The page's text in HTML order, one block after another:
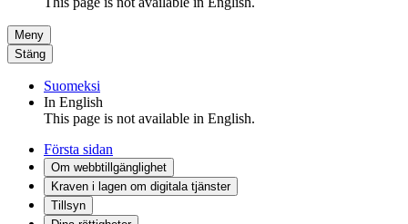
Meny
Stäng
Suomeksi
In English
This page is not available in English.
Första sidan
Om webbtillgänglighet
Kraven i lagen om digitala tjänster
Tillsyn